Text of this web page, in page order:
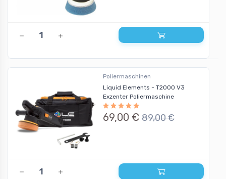
Poliermaschinen
Liquid Elements - T2000 V3
Exzenter Poliermaschine
69,00 € 89,00 €